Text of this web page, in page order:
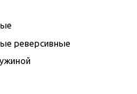
реверсивные